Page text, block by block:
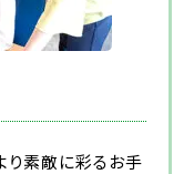
り素敵に彩るお手